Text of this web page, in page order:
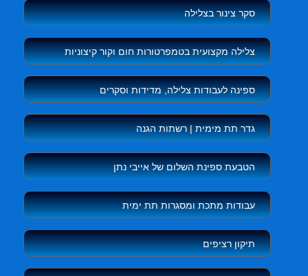
סקר צינור בצלילה
צלילה מקצועית בטמפרטורות חום וקור קיצוניות
ספינה לעבודות צלילה, מדידות וסקרים
גדר תת מימית | רשתות הגנה
הטבעת ספינת השלום של אייבי נתן
עבודות מתכת ומסגרות תת ימית
תיקון רציפים